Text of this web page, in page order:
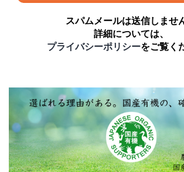
スパムメールは送信しませ
詳細については、
プライバシーポリシーをご覧く